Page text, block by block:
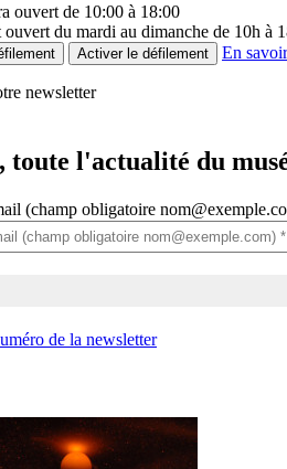
ouvert de 10:00 à 18:00
ouvert du mardi au dimanche de 10h à
Activer le défilement En savoir
newsletter
toute l'actualité du
(champ obligatoire
de la newsletter